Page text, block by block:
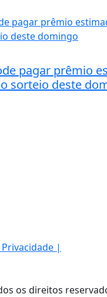
pagar prêmio
sorteio deste
|
os direitos